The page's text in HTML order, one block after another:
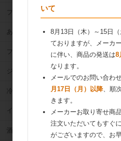
フィリング
あんこ
フルーツ（果物）缶詰
ジャム
冷凍フルーツ
イースト・酵母
酒類
いて
8月13日（木）～15日
ておりますが、メーカ
に伴い、商品の発送は8
なります。
メールでのお問い合わ
月17日（月）以降、順
きます。
メーカーお取り寄せ商
注文いただいてもすぐ
がございますので、お